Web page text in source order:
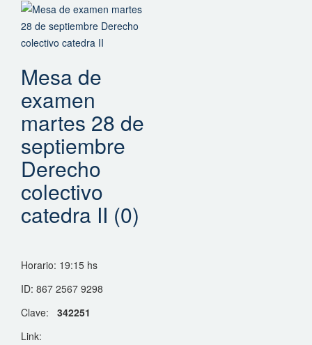
Mesa de
examen
martes 28 de
septiembre
Derecho
colectivo
catedra II (0)
Horario: 19:15 hs
ID: 867 2567 9298
Clave: 342251
Link: